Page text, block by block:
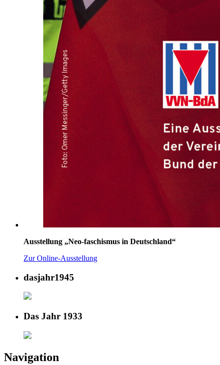
Ausstellung „Neo-faschismus in Deutschland“
Zur Online-Ausstellung
dasjahr1945
Das Jahr 1933
Navigation